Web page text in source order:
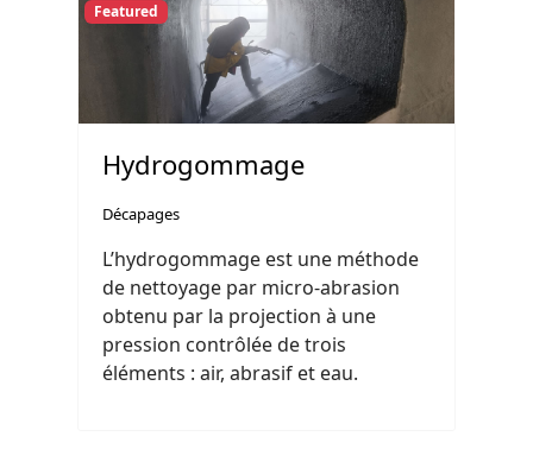
Featured
Hydrogommage
Décapages
L’hydrogommage est une méthode
de nettoyage par micro-abrasion
obtenu par la projection à une
pression contrôlée de trois
éléments : air, abrasif et eau.